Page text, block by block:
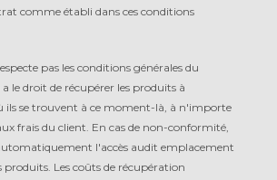
comme établi dans ces conditions
pas les conditions générales du
le droit de récupérer les produits à
ils se trouvent à ce moment-là, à n'importe
frais du client. En cas de non-conformité,
l'accès audit emplacement
produits. Les coûts de récupération